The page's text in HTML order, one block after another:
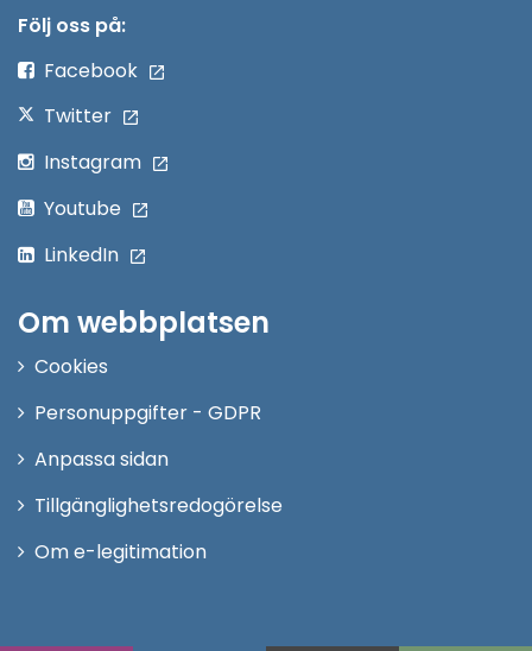
Följ oss på:
Facebook
Twitter
Instagram
Youtube
LinkedIn
Om webbplatsen
Cookies
Personuppgifter - GDPR
Anpassa sidan
Tillgänglighetsredogörelse
Om e-legitimation